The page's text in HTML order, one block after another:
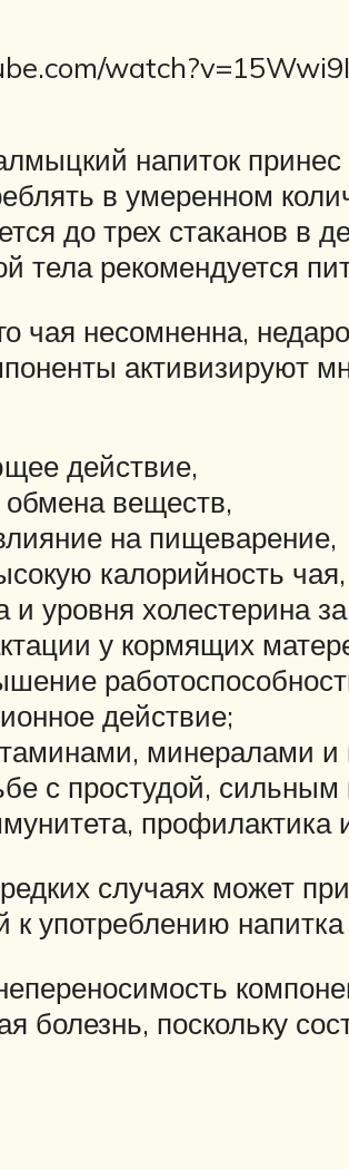
напиток
в умеренном
до трех стаканов в
тела рекомендуется
чая несомненна,
активизируют
действие,
веществ,
на пищеварение,
калорийность
уровня холестерина
у кормящих
действие;
минералами и
с простудой,
случаях может
к употреблению напитка
болезнь, поскольку